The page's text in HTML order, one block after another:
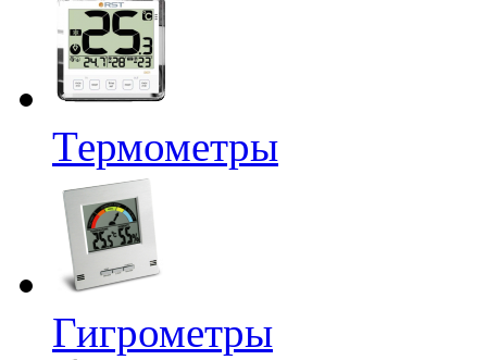
Термометры
Гигрометры